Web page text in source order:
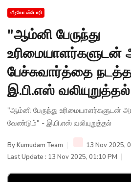
வீடியோ ஸ்டோரி
"ஆம்னி பேருந்து
உரிமையாளர்களுடன்
பேச்சுவார்த்தை
இ.பி.எஸ் வலியுறுத்தல்
"ஆம்னி பேருந்து உரிமையாளர்களுடன்
வேண்டும்" - இ.பி.எஸ் வலியுறுத்தல்
ByKumudam Team
13 Nov 2025,
Last Update : 13 Nov 2025, 01:10 PM